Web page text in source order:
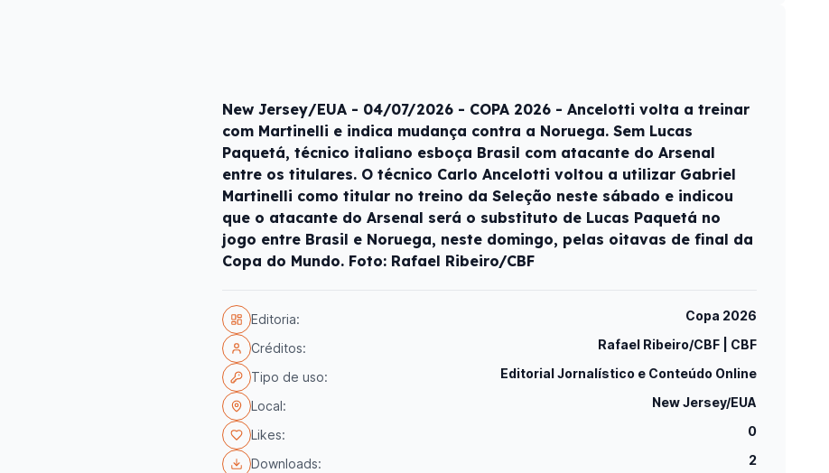
New Jersey/EUA - 04/07/2026 - COPA 2026 - Ancelotti volta a treinar
com Martinelli e indica mudança contra a Noruega. Sem Lucas
Paquetá, técnico italiano esboça Brasil com atacante do Arsenal
entre os titulares. O técnico Carlo Ancelotti voltou a utilizar Gabriel
Martinelli como titular no treino da Seleção neste sábado e indicou
que o atacante do Arsenal será o substituto de Lucas Paquetá no
jogo entre Brasil e Noruega, neste domingo, pelas oitavas de final da
Copa do Mundo. Foto: Rafael Ribeiro/CBF
Editoria: Copa 2026
Créditos: Rafael Ribeiro/CBF | CBF
Tipo de uso: Editorial Jornalístico e Conteúdo Online
Local: New Jersey/EUA
Likes: 0
Downloads: 2